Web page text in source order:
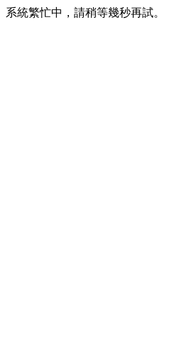
系統繁忙中，請稍等幾秒再試。